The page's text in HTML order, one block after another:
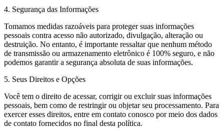
4. Segurança das Informações
Tomamos medidas razoáveis para proteger suas informações
pessoais contra acesso não autorizado, divulgação, alteração ou
destruição. No entanto, é importante ressaltar que nenhum método
de transmissão ou armazenamento eletrônico é 100% seguro, e não
podemos garantir a segurança absoluta de suas informações.
5. Seus Direitos e Opções
Você tem o direito de acessar, corrigir ou excluir suas informações
pessoais, bem como de restringir ou objetar seu processamento. Para
exercer esses direitos, entre em contato conosco por meio dos dados
de contato fornecidos no final desta política.